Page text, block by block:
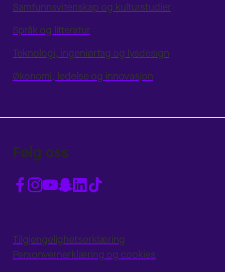
Samfunnsvitenskap og kulturstudier
Språk og litteratur
Teknologi, ingeniørfag og lysdesign
Økonomi, ledelse og innovasjon
Følg oss
Tilgjengelighetserklæring
Personvernerklæring og cookies